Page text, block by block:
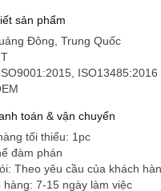
sản phẩm
Đông, Trung Quốc
ISO13485:2016
toán & vận chuyển
tối thiểu: 1pc
đàm phán
Theo yêu cầu của khách
7-15 ngày làm việc